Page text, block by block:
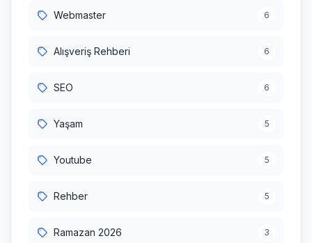
Webmaster 6
Alışveriş Rehberi 6
SEO 6
Yaşam 5
Youtube 5
Rehber 5
Ramazan 2026 3